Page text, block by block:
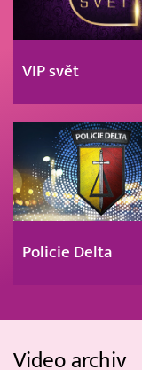
VIP svět
Policie Delta
Video archiv